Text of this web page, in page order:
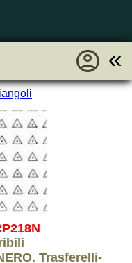
«
account_circle
Trasferelli-